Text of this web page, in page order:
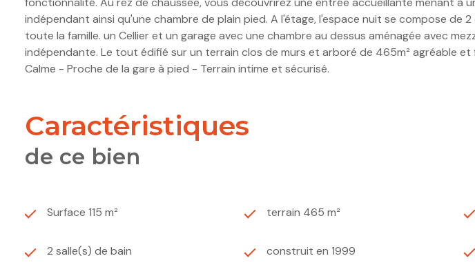
indépendant ainsi qu'une chambre de plain pied. A l'étage, l'espace nuit se compose
toute la famille. un Cellier et un garage avec une chambre au dessus aménagée avec
indépendante. Le tout édifié sur un terrain clos de murs et arboré de 465m² agréable et
Calme - Proche de la gare à pied - Terrain intime et sécurisé.
caractéristiques
de ce bien
Surface 115 m² terrain 465 m²
2 salle(s) de bain construit en 1999